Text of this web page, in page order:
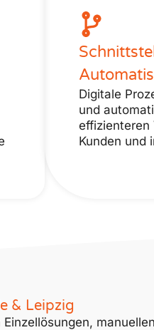
Digitale
und
effizienteren
Kunden und
& Leipzig